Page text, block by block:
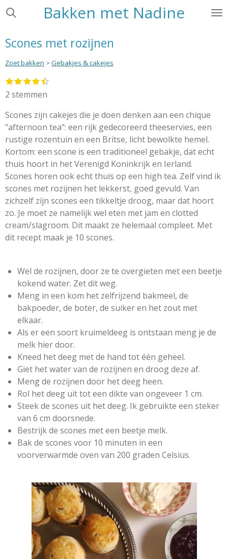
Ga
de
hoofdinhoud
Bakken met Nadine
Scones met rozijnen
Zoet bakken >Gebakjes & cakejes
R
a
i
n
g
:
4
.
5
s
t
e
r
1
s
t
r
2
t
r
r
e
n
3
t
r
r
e
n
4
t
r
r
e
n
5
t
r
r
e
n
S
m
m
e
n
2 stemmen
Scones zijn cakejes die je doen denken aan een chique
"afternoon tea": een rijk gedecoreerd theeservies, een
rustige rozentuin en een Britse, licht bewolkte hemel.
Kortom: een scone is een traditioneel gebakje, dat echt
thuis hoort in het Verenigd Koninkrijk en Ierland.
Scones horen ook echt thuis op een high tea. Zelf vind ik
scones met rozijnen het lekkerst, goed gevuld. Van
zichzelf zijn scones een tikkeltje droog, maar dat hoort
zo. Je moet ze namelijk wel eten met jam en clotted
cream/slagroom. Dit maakt ze helemaal compleet. Met
dit recept maak je 10 scones.
Wel de rozijnen, door ze te overgieten met een beetje
kokend water. Zet dit weg.
Meng in een kom het zelfrijzend bakmeel, de
bakpoeder, de boter, de suiker en het zout met
elkaar.
Als er een soort kruimeldeeg is ontstaan meng je de
melk hier door.
Kneed het deeg met de hand tot één geheel.
Giet het water van de rozijnen en droog deze af.
Meng de rozijnen door het deeg heen.
Rol het deeg uit tot een dikte van ongeveer 1 cm.
Steek de scones uit het deeg. Ik gebruikte een steker
van 6 cm doorsnede.
Bestrijk de scones met een beetje melk.
Bak de scones voor 10 minuten in een
voorverwarmde oven van 200 graden Celsius.